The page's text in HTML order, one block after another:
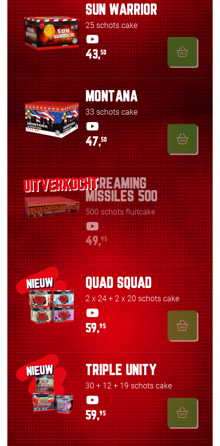
SUN WARRIOR
25 schots cake
43,50
MONTANA
33 schots cake
47,50
SCREAMING
MISSILES 500
500 schots fluitcake
49,95
NIEUW QUAD SQUAD
2 x 24 + 2 x 20 schots cake
59,95
NIEUW TRIPLE UNITY
30 + 12 + 19 schots cake
59,95